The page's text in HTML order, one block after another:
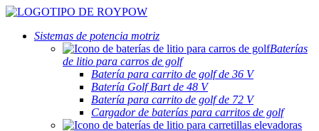
Sistemas de potencia motriz
Baterías
de litio para carros de golf
Batería para carrito de golf de 36 V
Batería Golf Bart de 48 V
Batería para carrito de golf de 72 V
Cargador de baterías para carritos de golf